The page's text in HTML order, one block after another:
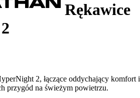
Rękawice
2, łączące oddychający komfort i
przygód na świeżym powietrzu.